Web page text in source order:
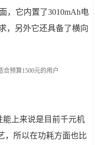
，它内置了3010mAh电
，另外它还具备了横向
能上来说是目前千元机
，所以在功耗方面也比